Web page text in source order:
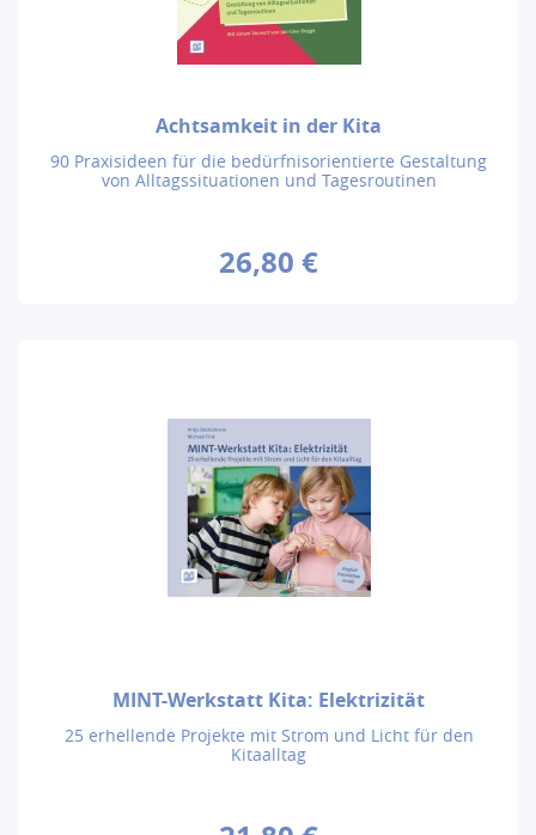
Achtsamkeit in der Kita
90 Praxisideen für die bedürfnisorientierte Gestaltung
von Alltagssituationen und Tagesroutinen
26,80 €
MINT-Werkstatt Kita: Elektrizität
25 erhellende Projekte mit Strom und Licht für den
Kitaalltag